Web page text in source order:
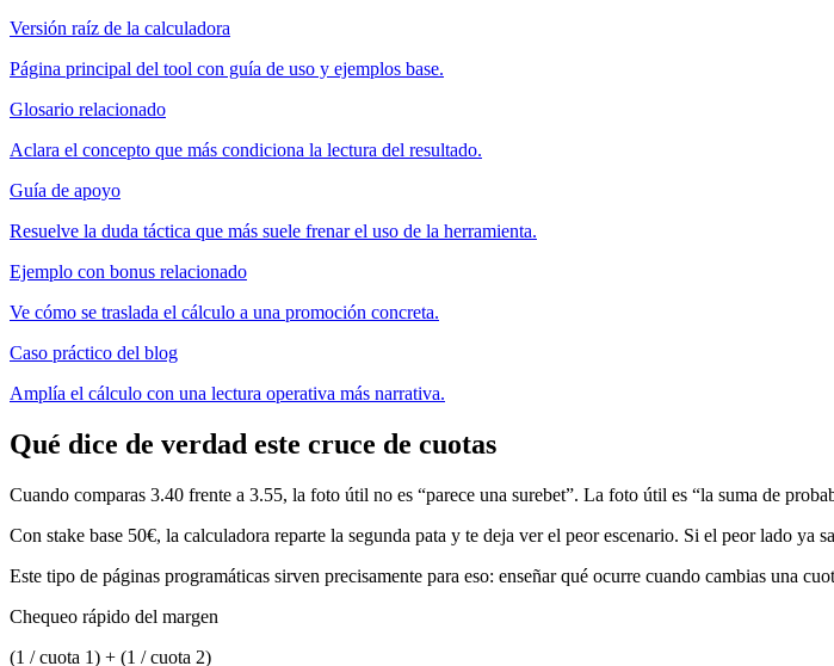
Versión raíz de la calculadora
Página principal del tool con guía de uso y ejemplos base.
Glosario relacionado
Aclara el concepto que más condiciona la lectura del resultado.
Guía de apoyo
Resuelve la duda táctica que más suele frenar el uso de la herramienta.
Ejemplo con bonus relacionado
Ve cómo se traslada el cálculo a una promoción concreta.
Caso práctico del blog
Amplía el cálculo con una lectura operativa más narrativa.
Qué dice de verdad este cruce de cuotas
Cuando comparas 3.40 frente a 3.55, la foto útil no es “parece una surebet”. La foto útil es “la suma de
Con stake base 50€, la calculadora reparte la segunda pata y te deja ver el peor escenario. Si el peor lado
Este tipo de páginas programáticas sirven precisamente para eso: enseñar qué ocurre cuando cambias una
Chequeo rápido del margen
(1 / cuota 1) + (1 / cuota 2)